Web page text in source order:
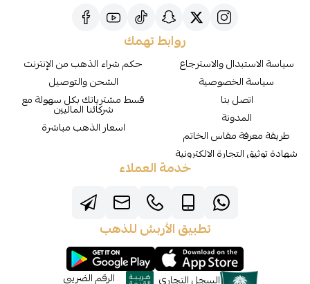
روابط تهمك
سياسة الاستبدال والاسترجاع
سياسة الخصوصية
اتصل بنا
المدونة
طريقة معرفة مقاس الخاتم
شهادة توثيق التجارة الالكترونية
حكم شراء الذهب من الإنترنت
الشحن والتوصيل
قسط مشترياتك بكل سهولة مع
شركائنا الماليين
اسعار الذهب مباشرة
خدمة العملاء
تطبيق الأربش للذهب
السجل التجاري الرقم الضريبي